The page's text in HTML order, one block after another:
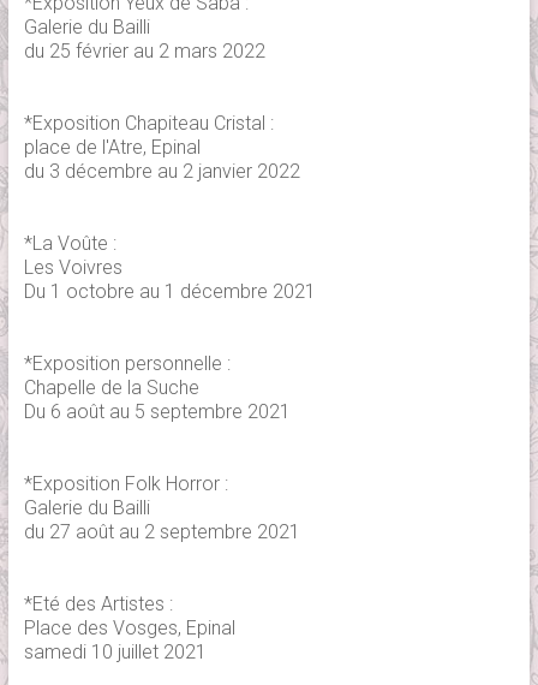
Galerie du Bailli
du 25 février au 2 mars 2022
*Exposition Chapiteau Cristal :
place de l'Atre, Epinal
du 3 décembre au 2 janvier 2022
*La Voûte :
Les Voivres
Du 1 octobre au 1 décembre 2021
*Exposition personnelle :
Chapelle de la Suche
Du 6 août au 5 septembre 2021
*Exposition Folk Horror :
Galerie du Bailli
du 27 août au 2 septembre 2021
*Eté des Artistes :
Place des Vosges, Epinal
samedi 10 juillet 2021